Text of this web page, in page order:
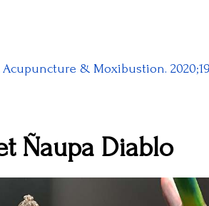
& Moxibustion.
Ñaupa Diablo